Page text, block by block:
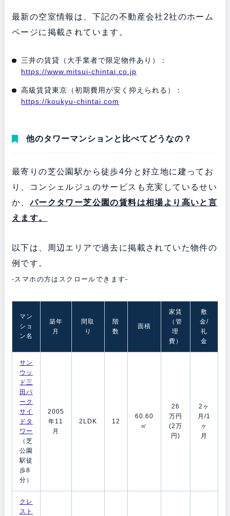
最新の空室情報は、下記の不動産会社2社のホーム
ページに掲載されています。
三井の賃貸（大手業者で限定物件あり）：
https://www.mitsui-chintai.co.jp
高級賃貸東京（初期費用が安く抑えられる）：
https://koukyu-chintai.com
他のタワーマンションと比べてどうなの？
最寄りの芝公園駅から徒歩4分と好立地に建ってお
り、コンシェルジュのサービスも充実しているせい
か、パークタワー芝公園の賃料は相場より高いと言
えます。
以下は、周辺エリアで過去に掲載されていた物件の
例です。
-スマホの方はスクロールできます-
マン
ショ
ン名
築年
月
間取
り
階
数
面積
家賃
（管
理
費）
敷
金/
礼
金
サン
ウッ
ド三
田パ
ーク
サイ
ドタ
ワー
（芝
公園
駅徒
歩8
分）
2005
年11
月
2LDK 12
60.60
㎡
26
万円
(2万
円)
2ヶ
月/1
ヶ
月
クレ
スト